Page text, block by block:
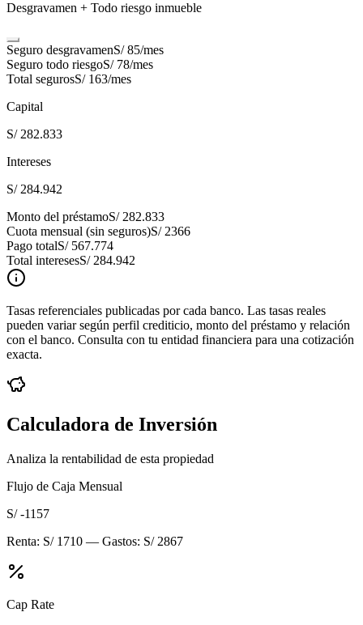
Desgravamen + Todo riesgo inmueble
Seguro desgravamenS/ 85/mes
Seguro todo riesgoS/ 78/mes
Total segurosS/ 163/mes
Capital
S/ 282.833
Intereses
S/ 284.942
Monto del préstamoS/ 282.833
Cuota mensual (sin seguros)S/ 2366
Pago totalS/ 567.774
Total interesesS/ 284.942
Tasas referenciales publicadas por cada banco. Las tasas reales
pueden variar según perfil crediticio, monto del préstamo y relación
con el banco. Consulta con tu entidad financiera para una cotización
exacta.
Calculadora de Inversión
Analiza la rentabilidad de esta propiedad
Flujo de Caja Mensual
S/ -1157
Renta: S/ 1710 — Gastos: S/ 2867
Cap Rate